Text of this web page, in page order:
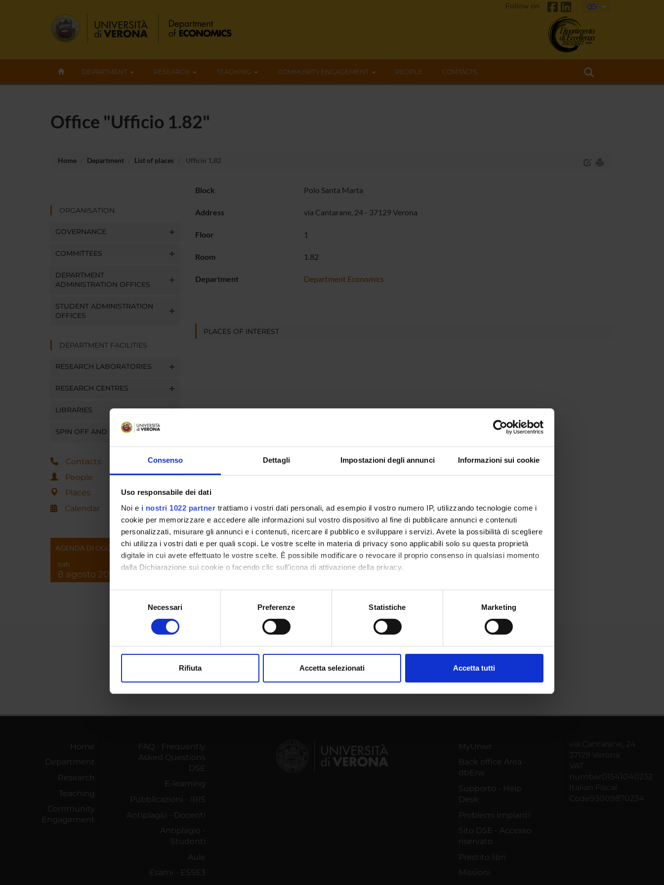
Consenso Dettagli Impostazioni degli annunci Informazioni sui cookie
Uso responsabile dei dati
Noi e i nostri 1022 partner trattiamo i vostri dati personali, ad esempio il vostro numero IP, utilizzando tecnologie come i
cookie per memorizzare e accedere alle informazioni sul vostro dispositivo al fine di pubblicare annunci e contenuti
personalizzati, misurare gli annunci e i contenuti, ricercare il pubblico e sviluppare i servizi. Avete la possibilità di scegliere
chi utilizza i vostri dati e per quali scopi. Le vostre scelte in materia di privacy sono applicabili solo su questa proprietà
digitale in cui avete effettuato le vostre scelte. È possibile modificare o revocare il proprio consenso in qualsiasi momento
dalla Dichiarazione sui cookie o facendo clic sull'icona di attivazione della privacy.
Con il tuo consenso, vorremmo anche:
raccogliere informazioni sulla tua posizione geografica, con un'approssimazione di qualche metro,
digitali).
modificare o ritirare il tuo consenso in qualsiasi momento dalla Dichiarazione sui cookie.
Necessari Preferenze Statistiche Marketing
Rifiuta Accetta selezionati Accetta tutti
Follow on
DEPARTMENT RESEARCH TEACHING COMMUNITY ENGAGEMENT PEOPLE CONTACTS
Office "Ufficio 1.82"
Home Department List of places Ufficio 1.82
ORGANISATION
GOVERNANCE
COMMITTEES
DEPARTMENT
ADMINISTRATION OFFICES
STUDENT ADMINISTRATION
OFFICES
DEPARTMENT FACILITIES
RESEARCH LABORATORIES
RESEARCH CENTRES
LIBRARIES
SPIN OFF AND COMPANIES
Contacts
People
Places
Calendar
AGENDA DI OGGI
sab
8 agosto 2026
Block Polo Santa Marta
Address via Cantarane, 24 - 37129 Verona
Floor 1
Room 1.82
Department Department Economics
PLACES OF INTEREST
Home
Department
Research
Teaching
Community
Engagement
FAQ - Frequently
Asked Questions
DSE
E-learning
Pubblicazioni - IRIS
Antiplagio - Docenti
Antiplagio -
Studenti
Aule
Esami - ESSE3
MyUnivr
Back office Area -
dbErw
Supporto - Help
Desk
Problemi Impianti
Sito DSE - Accesso
riservato
Prestito libri
Missioni
via Cantarane, 24
37129 Verona
VAT
number01541040232
Italian Fiscal
Code93009870234